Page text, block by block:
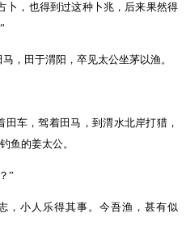
卜，也得到过这种卜兆，后来果然得
”
，田于渭阳，卒见太公坐茅以渔。
车，驾着田马，到渭水北岸打猎，
鱼的姜太公。
”
，小人乐得其事。今吾渔，甚有似